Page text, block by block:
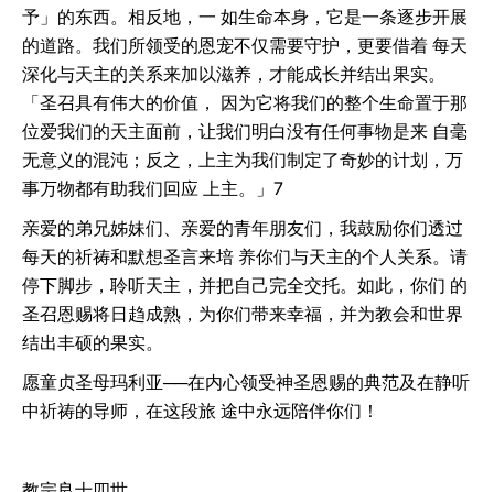
予」的东西。相反地，一 如生命本身，它是一条逐步开展
的道路。我们所领受的恩宠不仅需要守护，更要借着 每天
深化与天主的关系来加以滋养，才能成长并结出果实。
「圣召具有伟大的价值， 因为它将我们的整个生命置于那
位爱我们的天主面前，让我们明白没有任何事物是来 自毫
无意义的混沌；反之，上主为我们制定了奇妙的计划，万
事万物都有助我们回应 上主。」7
亲爱的弟兄姊妹们、亲爱的青年朋友们，我鼓励你们透过
每天的祈祷和默想圣言来培 养你们与天主的个人关系。请
停下脚步，聆听天主，并把自己完全交托。如此，你们 的
圣召恩赐将日趋成熟，为你们带来幸福，并为教会和世界
结出丰硕的果实。
愿童贞圣母玛利亚──在内心领受神圣恩赐的典范及在静听
中祈祷的导师，在这段旅 途中永远陪伴你们！